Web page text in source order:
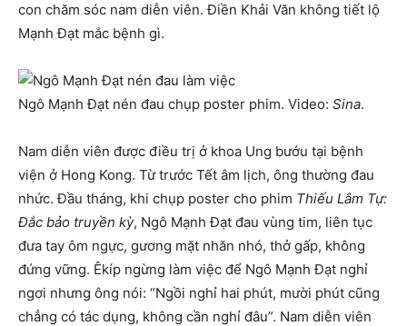
con chăm sóc nam diễn viên. Điền Khải Văn không tiết lộ
Mạnh Đạt mắc bệnh gì.
Ngô Mạnh Đạt nén đau chụp poster phim. Video: Sina.
Nam diễn viên được điều trị ở khoa Ung bướu tại bệnh
viện ở Hong Kong. Từ trước Tết âm lịch, ông thường đau
nhức. Đầu tháng, khi chụp poster cho phim Thiếu Lâm Tự:
Đắc bảo truyền kỳ, Ngô Mạnh Đạt đau vùng tim, liên tục
đưa tay ôm ngực, gương mặt nhăn nhó, thở gấp, không
đứng vững. Êkíp ngừng làm việc để Ngô Mạnh Đạt nghỉ
ngơi nhưng ông nói: “Ngồi nghỉ hai phút, mười phút cũng
chẳng có tác dụng, không cần nghỉ đâu”. Nam diễn viên